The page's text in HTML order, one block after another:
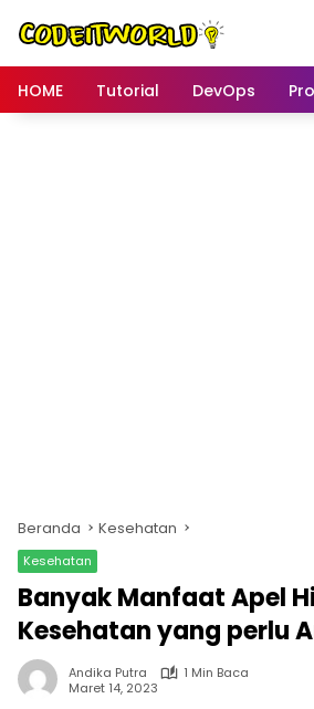
HOME
Tutorial DevOps
Beranda Kesehatan
Kesehatan
Banyak Manfaat Apel
Kesehatan yang perlu
Andika Putra
1 Min Baca
Maret 14, 2023